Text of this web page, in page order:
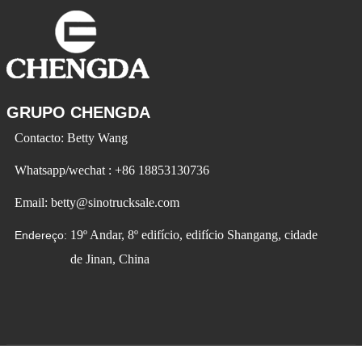
GRUPO CHENGDA
Contacto: Betty Wang
Whatsapp/wechat : +86 18853130736
Email: betty@sinotrucksale.com
Endereço: 19º Andar, 8º edifício, edifício Shangang, cidade
de Jinan, China